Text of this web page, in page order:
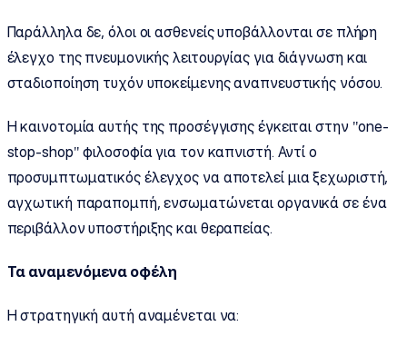
Παράλληλα δε, όλοι οι ασθενείς υποβάλλονται σε πλήρη
έλεγχο της πνευμονικής λειτουργίας για διάγνωση και
σταδιοποίηση τυχόν υποκείμενης αναπνευστικής νόσου.
Η καινοτομία αυτής της προσέγγισης έγκειται στην "one-
stop-shop" φιλοσοφία για τον καπνιστή. Αντί ο
προσυμπτωματικός έλεγχος να αποτελεί μια ξεχωριστή,
αγχωτική παραπομπή, ενσωματώνεται οργανικά σε ένα
περιβάλλον υποστήριξης και θεραπείας.
Τα αναμενόμενα οφέλη
Η στρατηγική αυτή αναμένεται να: